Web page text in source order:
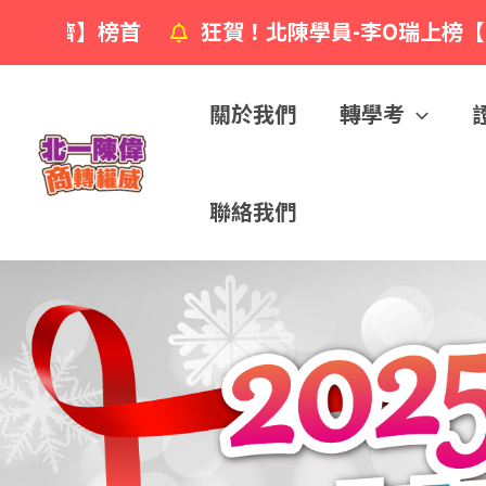
狂賀！北陳學員-李O瑞上榜【台大經濟
關於我們 轉學考
聯絡我們